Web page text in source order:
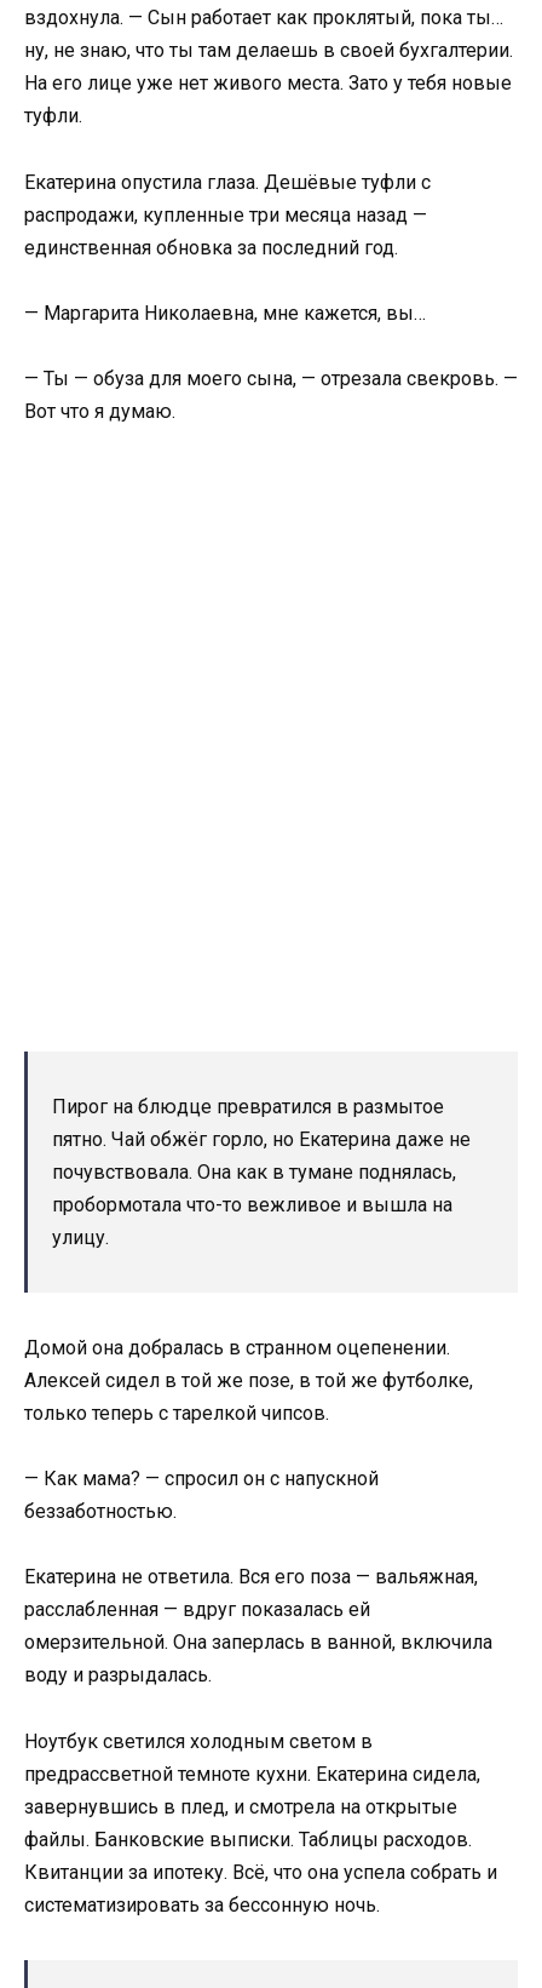
вздохнула. — Сын работает как проклятый, пока ты…
ну, не знаю, что ты там делаешь в своей бухгалтерии.
На его лице уже нет живого места. Зато у тебя новые
туфли.
Екатерина опустила глаза. Дешёвые туфли с
распродажи, купленные три месяца назад —
единственная обновка за последний год.
— Маргарита Николаевна, мне кажется, вы…
— Ты — обуза для моего сына, — отрезала свекровь. —
Вот что я думаю.
Пирог на блюдце превратился в размытое
пятно. Чай обжёг горло, но Екатерина даже не
почувствовала. Она как в тумане поднялась,
пробормотала что-то вежливое и вышла на
улицу.
Домой она добралась в странном оцепенении.
Алексей сидел в той же позе, в той же футболке,
только теперь с тарелкой чипсов.
— Как мама? — спросил он с напускной
беззаботностью.
Екатерина не ответила. Вся его поза — вальяжная,
расслабленная — вдруг показалась ей
омерзительной. Она заперлась в ванной, включила
воду и разрыдалась.
Ноутбук светился холодным светом в
предрассветной темноте кухни. Екатерина сидела,
завернувшись в плед, и смотрела на открытые
файлы. Банковские выписки. Таблицы расходов.
Квитанции за ипотеку. Всё, что она успела собрать и
систематизировать за бессонную ночь.